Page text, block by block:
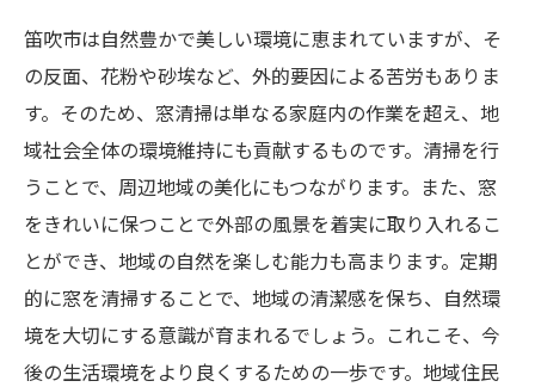
笛吹市は自然豊かで美しい環境に恵まれていますが、そ
の反面、花粉や砂埃など、外的要因による苦労もありま
す。そのため、窓清掃は単なる家庭内の作業を超え、地
域社会全体の環境維持にも貢献するものです。清掃を行
うことで、周辺地域の美化にもつながります。また、窓
をきれいに保つことで外部の風景を着実に取り入れるこ
とができ、地域の自然を楽しむ能力も高まります。定期
的に窓を清掃することで、地域の清潔感を保ち、自然環
境を大切にする意識が育まれるでしょう。これこそ、今
後の生活環境をより良くするための一歩です。地域住民